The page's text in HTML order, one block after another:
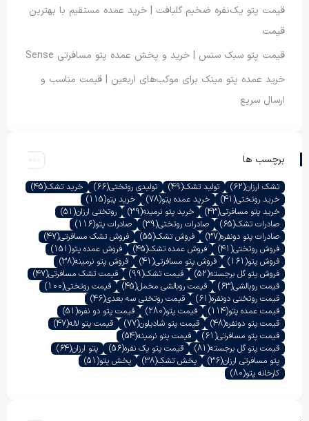
قیمت پتو یک‌نفره ضخیم گلبافت | خرید عمده مستقیم با بهترین
قیمت
قیمت پتو سبک سنس | خرید و پخش عمده پتو مسافرتی Sense
خرید عمده پتو مینک برای موکب‌های اربعین | قیمت مناسب و
ارسال سریع
برچسب ها
تشک ارزان(62) تولید تشک(49) تولیدی روتختی(66) خرید تشک(45)
خرید روتختی(41) خرید عمده پتو(78) خرید پتو(115)
خرید پتو مسافرتی(43) خرید پتو نرمینه(39) روتختی ارزان(51)
صادرات تشک(65) صادرات روتختی(39) صادرات پتو(116)
صادرات پتو دونفره(37) فروش تشک(55) فروش تشک مسافرتی(47)
فروش روتختی(41) فروش عمده تشک(45) فروش عمده پتو(151)
فروش پتو(161) فروش پتو مسافرتی(41) فروش پتو نرمینه(38)
فروش پتو گل برجسته(52) قیمت تشک(99) قیمت تشک مسافرتی(47)
قیمت روبالشی(63) قیمت روبالشی مخمل(45) قیمت روتختی(100)
قیمت روتختی دونفره(61) قیمت روتختی سه بعدی(46)
قیمت عمده پتو(114) قیمت پتو(280) قیمت پتو دو نفره(51)
قیمت پتو دونفره(48) قیمت پتو شادیلون(77) قیمت پتو لاله(47)
قیمت پتو مسافرتی(61) قیمت پتو نرمینه(54)
قیمت پتو گل برجسته(81) قیمت پتو یک نفره(56) پتو ارزان(64)
پتو مسافرتی ارزان(36) پخش تشک(38) پخش پتو(51)
کارخانه پتو(80)